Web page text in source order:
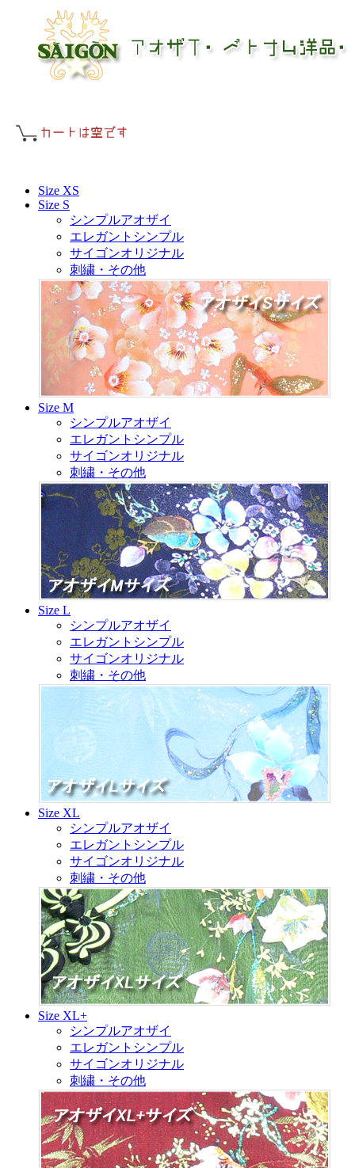
Size XS
Size S
シンプルアオザイ
エレガントシンプル
サイゴンオリジナル
刺繍・その他
Size M
シンプルアオザイ
エレガントシンプル
サイゴンオリジナル
刺繍・その他
Size L
シンプルアオザイ
エレガントシンプル
サイゴンオリジナル
刺繍・その他
Size XL
シンプルアオザイ
エレガントシンプル
サイゴンオリジナル
刺繍・その他
Size XL+
シンプルアオザイ
エレガントシンプル
サイゴンオリジナル
刺繍・その他